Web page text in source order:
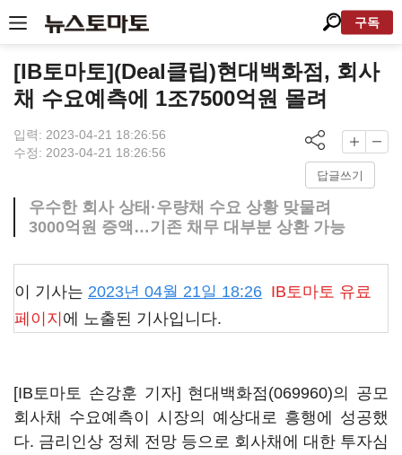
구독
[IB토마토](Deal클립)현대백화점, 회사
채 수요예측에 1조7500억원 몰려
입력: 2023-04-21 18:26:56
수정: 2023-04-21 18:26:56
답글쓰기
우수한 회사 상태·우량채 수요 상황 맞물려
3000억원 증액…기존 채무 대부분 상환 가능
이 기사는 2023년 04월 21일 18:26 IB토마토 유료
페이지 에 노출된 기사입니다.
[IB토마토 손강훈 기자] 현대백화점(069960)의 공모
회사채 수요예측이 시장의 예상대로 흥행에 성공했
다. 금리인상 정체 전망 등으로 회사채에 대한 투자심